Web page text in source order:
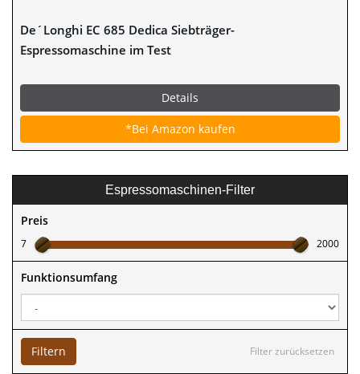
De´Longhi EC 685 Dedica Siebträger-
Espressomaschine im Test
Details
*Bei Amazon kaufen
Espressomaschinen-Filter
Preis
7 2000
Funktionsumfang
Filter zurücksetzen
Filtern